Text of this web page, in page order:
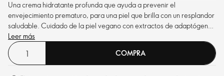
Una crema hidratante profunda que ayuda a prevenir el
envejecimiento prematuro, para una piel que brilla con un resplandor
saludable. Cuidado de la piel vegano con extractos de adaptógenos
antienvejecimiento Ashwagandha y Schisandra Berry.
Leer más
COMPRA